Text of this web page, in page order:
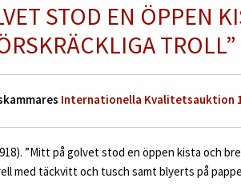
STOD EN ÖPPEN
TROLL”
Internationella Kvalitetsauktion
”Mitt på golvet stod en öppen kista och
med täckvitt och tusch samt blyerts på